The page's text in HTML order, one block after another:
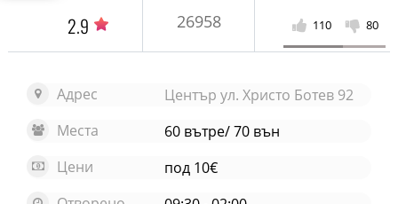
2.9 26958 110 80
Адрес
Център ул. Христо Ботев 92
Места
60 вътре/ 70 вън
Цени
под 10€